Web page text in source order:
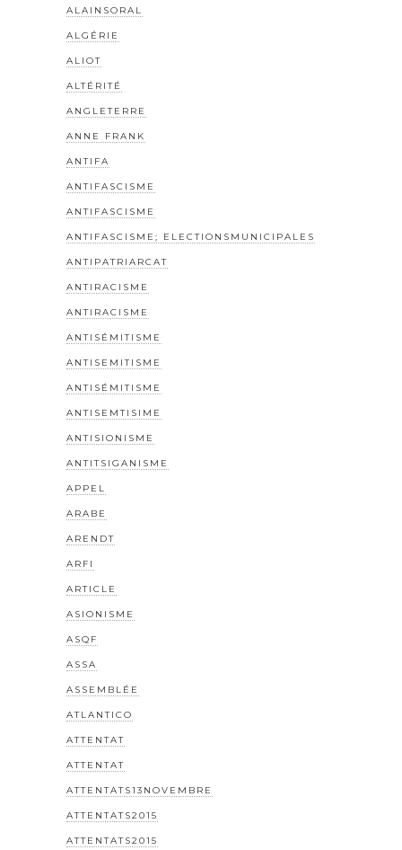
ALAINSORAL
ALGÉRIE
ALIOT
ALTÉRITÉ
ANGLETERRE
ANNE FRANK
ANTIFA
ANTIFASCISME
ANTIFASCISME
ANTIFASCISME; ELECTIONSMUNICIPALES
ANTIPATRIARCAT
ANTIRACISME
ANTIRACISME
ANTISÉMITISME
ANTISEMITISME
ANTISÉMITISME
ANTISEMTISIME
ANTISIONISME
ANTITSIGANISME
APPEL
ARABE
ARENDT
ARFI
ARTICLE
ASIONISME
ASQF
ASSA
ASSEMBLÉE
ATLANTICO
ATTENTAT
ATTENTAT
ATTENTATS13NOVEMBRE
ATTENTATS2015
ATTENTATS2015